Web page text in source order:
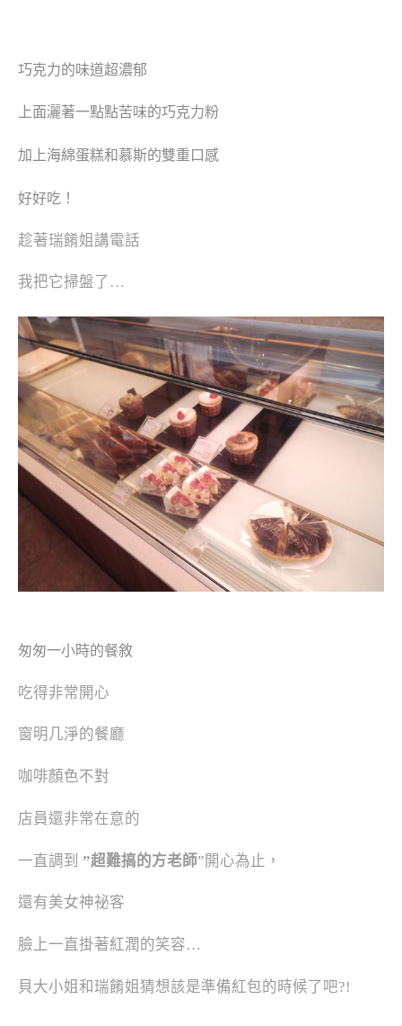
巧克力的味道超濃郁
上面灑著一點點苦味的巧克力粉
加上海綿蛋糕和慕斯的雙重口感
好好吃！
趁著瑞餚姐講電話
我把它掃盤了…
匆匆一小時的餐敘
吃得非常開心
窗明几淨的餐廳
咖啡顏色不對
店員還非常在意的
一直調到 ”超難搞的方老師”開心為止，
還有美女神祕客
臉上一直掛著紅潤的笑容…
貝大小姐和瑞餚姐猜想該是準備紅包的時候了吧?!